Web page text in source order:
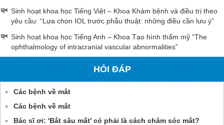
Sinh hoạt khoa học Tiếng Việt – Khoa Khám bệnh và điều trị theo
yêu cầu: “Lựa chọn IOL trước phẫu thuật: những điều cần lưu ý”
Sinh hoạt khoa học Tiếng Anh – Khoa Tạo hình thẩm mỹ “The
ophthalmology of intracranial vascular abnormalities”
HỎI ĐÁP
Các bệnh về mắt
Các bệnh về mắt
Bác sĩ ơi: 'Bắt sâu mắt' có phải là cách chăm sóc mắt?